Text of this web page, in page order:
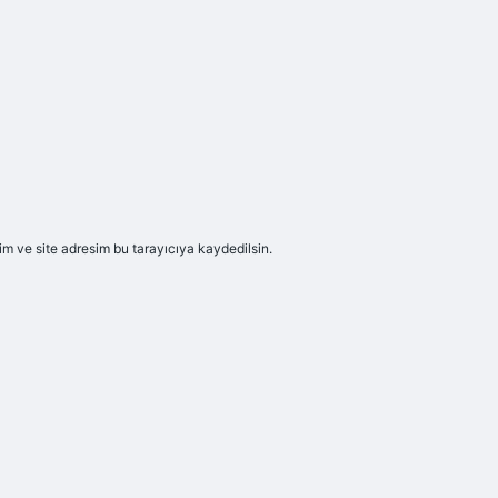
ve site adresim bu tarayıcıya kaydedilsin.